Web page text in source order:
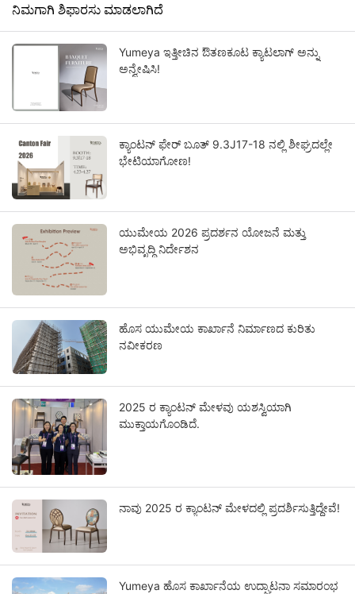
ನಿಮಗಾಗಿ ಶಿಫಾರಸು ಮಾಡಲಾಗಿದೆ
Yumeya ಇತ್ತೀಚಿನ ಔತಣಕೂಟ ಕ್ಯಾಟಲಾಗ್ ಅನ್ನು
ಅನ್ವೇಷಿಸಿ!
ಕ್ಯಾಂಟನ್ ಫೇರ್ ಬೂತ್ 9.3J17-18 ನಲ್ಲಿ ಶೀಘ್ರದಲ್ಲೇ
ಭೇಟಿಯಾಗೋಣ!
ಯುಮೇಯ 2026 ಪ್ರದರ್ಶನ ಯೋಜನೆ ಮತ್ತು
ಅಭಿವೃದ್ಧಿ ನಿರ್ದೇಶನ
ಹೊಸ ಯುಮೇಯ ಕಾರ್ಖಾನೆ ನಿರ್ಮಾಣದ ಕುರಿತು
ನವೀಕರಣ
2025 ರ ಕ್ಯಾಂಟನ್ ಮೇಳವು ಯಶಸ್ವಿಯಾಗಿ
ಮುಕ್ತಾಯಗೊಂಡಿದೆ.
ನಾವು 2025 ರ ಕ್ಯಾಂಟನ್ ಮೇಳದಲ್ಲಿ ಪ್ರದರ್ಶಿಸುತ್ತಿದ್ದೇವೆ!
Yumeya ಹೊಸ ಕಾರ್ಖಾನೆಯ ಉದ್ಘಾಟನಾ ಸಮಾರಂಭ